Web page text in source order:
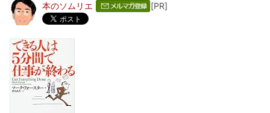
本のソムリエ
[PR]